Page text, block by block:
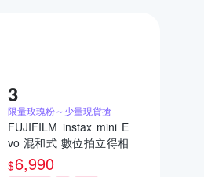
限量玫瑰粉～少量現貨搶
FUJIFILM instax mini E
vo 混和式 數位拍立得相
機 公司貨 EVO 玫瑰粉
$6,990